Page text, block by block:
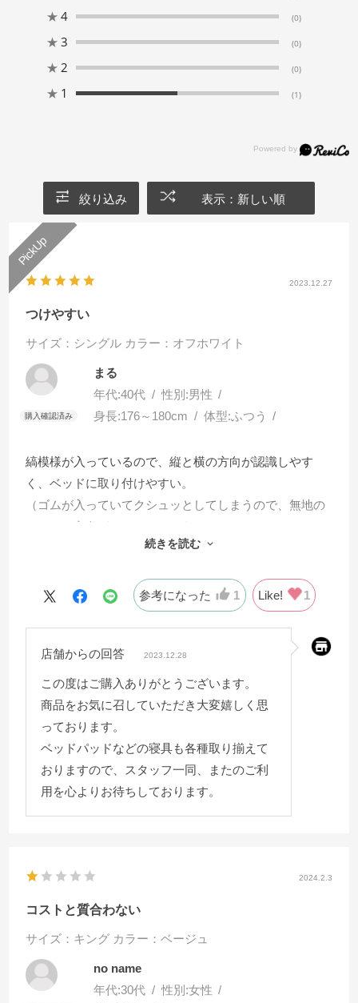
★ 4 (0)
★ 3 (0)
★ 2 (0)
★ 1 (1)
絞り込み 表示：新しい順
2023.12.27
つけやすい
サイズ：シングル カラー：オフホワイト
まる
年代:40代 性別:男性
身長:176～180cm 体型:ふつう
縞模様が入っているので、縦と横の方向が認識しやす
く、ベッドに取り付けやすい。
（ゴムが入っていてクシュッとしてしまうので、無地の
ものだと方向がわかりにくそう。）
続きを読む
参考になった 1 Like! 1
店舗からの回答 2023.12.28
この度はご購入ありがとうございます。
商品をお気に召していただき大変嬉しく思
っております。
ベッドパッドなどの寝具も各種取り揃えて
おりますので、スタッフ一同、またのご利
用を心よりお待ちしております。
2024.2.3
コストと質合わない
サイズ：キング カラー：ベージュ
no name
年代:30代 性別:女性